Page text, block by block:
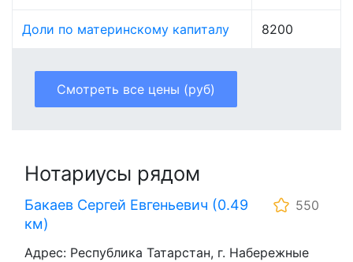
Доли по материнскому капиталу 8200
Смотреть все цены (руб)
Нотариусы рядом
Бакаев Сергей Евгеньевич (0.49
км)
550
Адрес: Республика Татарстан, г. Набережные